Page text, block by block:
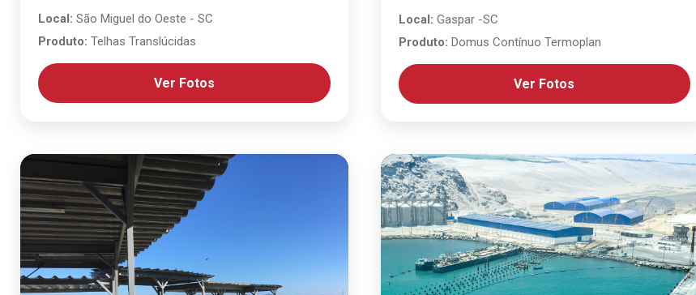
Local: São Miguel do Oeste - SC
Produto: Telhas Translúcidas
Ver Fotos
Local: Gaspar -SC
Produto: Domus Contínuo Termoplan
Ver Fotos